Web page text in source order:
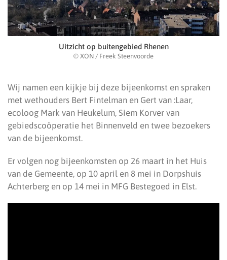
Uitzicht op buitengebied Rhenen
© XON / Freek Steenvoorde
Wij namen een kijkje bij deze bijeenkomst en spraken
met wethouders Bert Fintelman en Gert van :Laar,
ecoloog Mark van Heukelum, Siem Korver van
gebiedscoöperatie het Binnenveld en twee bezoekers
van de bijeenkomst.
Er volgen nog bijeenkomsten op 26 maart in het Huis
van de Gemeente, op 10 april en 8 mei in Dorpshuis
Achterberg en op 14 mei in MFG Bestegoed in Elst.